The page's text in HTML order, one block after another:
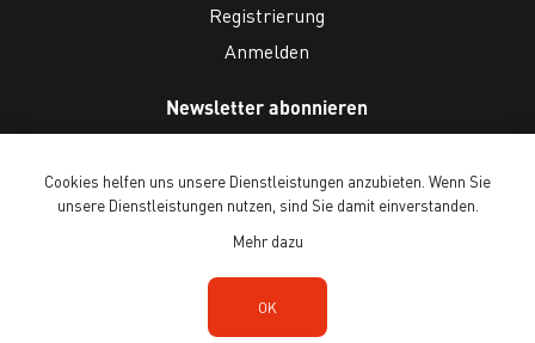
Registrierung
Anmelden
Newsletter abonnieren
Copyright © 2026 Ballenberg Freilichtmuseum. Alle Rechte vorbehalten.
Powered by
Cookies helfen uns unsere Dienstleistungen anzubieten. Wenn Sie
unsere Dienstleistungen nutzen, sind Sie damit einverstanden.
Mehr dazu
OK